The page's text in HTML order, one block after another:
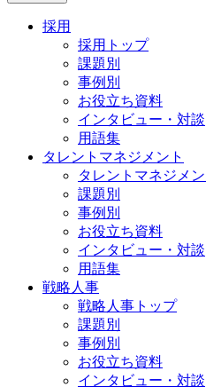
採用
採用トップ
課題別
事例別
お役立ち資料
インタビュー・対談
用語集
タレントマネジメント
タレントマネジメ
課題別
事例別
お役立ち資料
インタビュー・対談
用語集
戦略人事
戦略人事トップ
課題別
事例別
お役立ち資料
インタビュー・対談